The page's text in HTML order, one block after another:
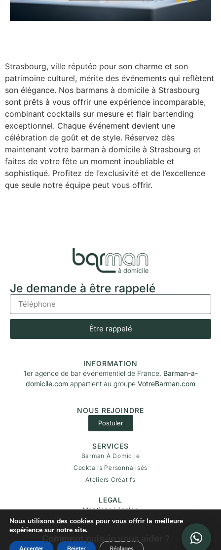
Strasbourg, ville réputée pour son charme et son
patrimoine culturel, mérite des événements qui reflètent
son élégance. Nos barmans à domicile à Strasbourg
sont prêts à vous offrir une expérience incomparable,
combinant cocktails sur mesure et flair bartending
exceptionnel. Chaque événement devient une
célébration de goût et de style. Réservez dès
maintenant votre barman à domicile à Strasbourg et
faites de votre fête un moment inoubliable et
sophistiqué. Profitez de l’exclusivité et de l’excellence
que seule notre équipe peut vous offrir.
Je demande à être rappelé
Être rappelé
INFORMATION
1er agence de bar événementiel de France. Barman-a-
domicile.com appartient au groupe VotreBarman.com
NOUS REJOINDRE
Postuler
SERVICES
Barman À Domicile
Cocktails Personnalisés
Ateliers Créatifs
LEGAL
Mentions Légales
Politique De
Nous utilisons des cookies pour vous offrir la meilleure
expérience sur notre site.